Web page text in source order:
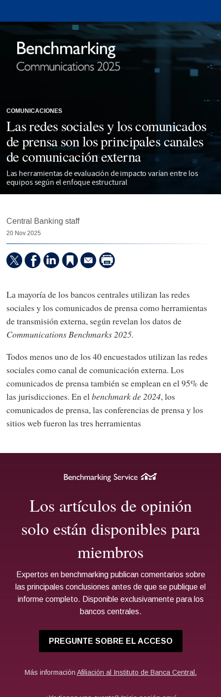
COMUNICACIONES
Las redes sociales y los comunicados
de prensa son los principales canales
de comunicación externa
Las herramientas de evaluación de impacto varían entre los
equipos según el enfoque estructural
Central Banking staff
20 Nov 2025
La mayoría de los bancos centrales utilizan las redes
sociales y los comunicados de prensa como herramientas
de transmisión externa, según revelan los datos de
Communications Benchmarks 2025.
Todos menos uno de los 40 encuestados utilizan las redes
sociales como canal de comunicación externa. Los
comunicados de prensa también se emplean en el 95% de
las jurisdicciones. En elbenchmark de 2024, los
comunicados de prensa, las conferencias de prensa y los
sitios web fueron las tres herramientas